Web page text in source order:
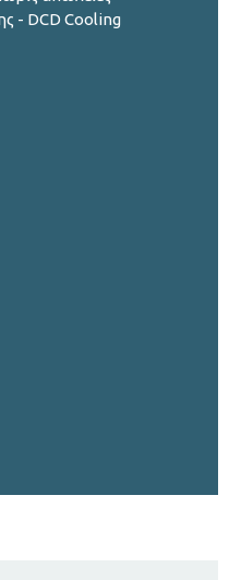
- DCD Cooling